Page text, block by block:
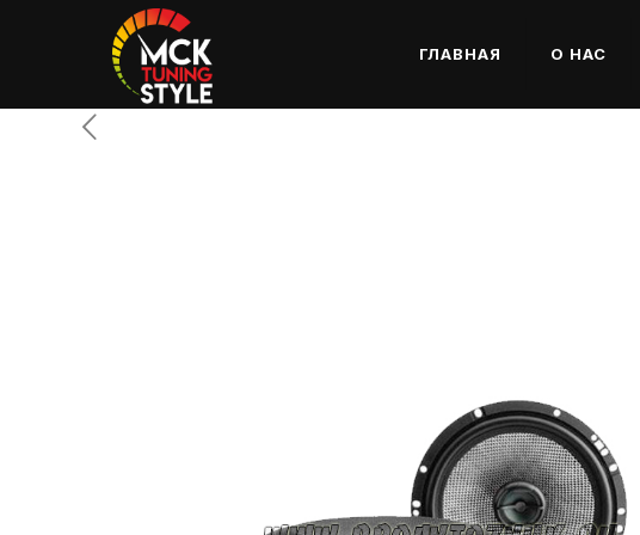
ГЛАВНАЯ О НАС